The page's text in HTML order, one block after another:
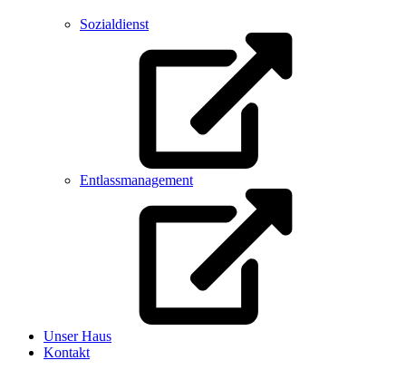
Sozialdienst
Entlassmanagement
Unser Haus
Kontakt